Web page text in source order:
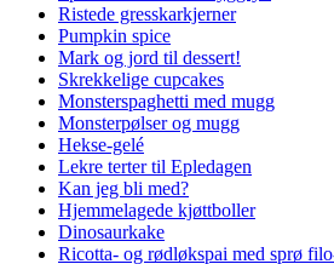
Ristede gresskarkjerner
Pumpkin spice
Mark og jord til dessert!
Skrekkelige cupcakes
Monsterspaghetti med mugg
Monsterpølser og mugg
Hekse-gelé
Lekre terter til Epledagen
Kan jeg bli med?
Hjemmelagede kjøttboller
Dinosaurkake
Ricotta- og rødløkspai med sprø